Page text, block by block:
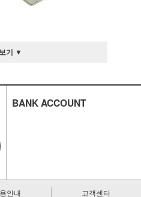
기 ▼
BANK ACCOUNT
안내 고객센터